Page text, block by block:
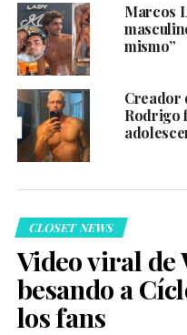
Marcos
mismo”
Creador
Rodrigo
CLOSET NEWS
Video viral de
besando a
los fans